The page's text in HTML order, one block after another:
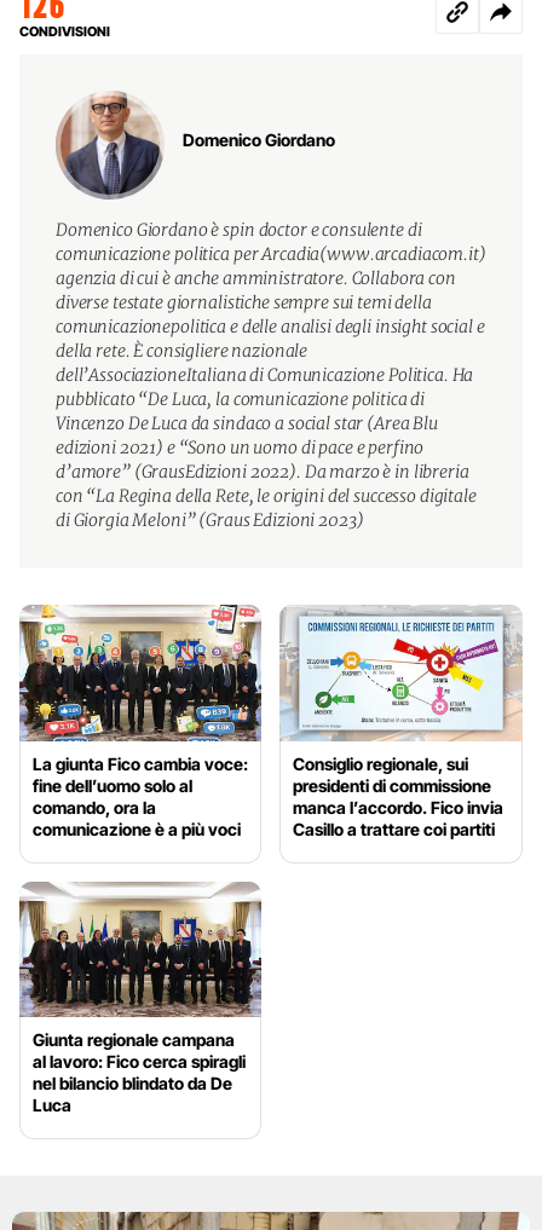
CONDIVISIONI
Domenico Giordano
Domenico Giordano è spin doctor e consulente di
comunicazione politica per Arcadia(www.arcadiacom.it)
agenzia di cui è anche amministratore. Collabora con
diverse testate giornalistiche sempre sui temi della
comunicazionepolitica e delle analisi degli insight social e
della rete. È consigliere nazionale
dell’AssociazioneItaliana di Comunicazione Politica. Ha
pubblicato “De Luca, la comunicazione politica di
Vincenzo De Luca da sindaco a social star (Area Blu
edizioni 2021) e “Sono un uomo di pace e perfino
d’amore” (GrausEdizioni 2022). Da marzo è in libreria
con “La Regina della Rete, le origini del successo digitale
di Giorgia Meloni” (Graus Edizioni 2023)
La giunta Fico cambia voce:
fine dell’uomo solo al
comando, ora la
comunicazione è a più voci
Consiglio regionale, sui
presidenti di commissione
manca l’accordo. Fico invia
Casillo a trattare coi partiti
Giunta regionale campana
al lavoro: Fico cerca spiragli
nel bilancio blindato da De
Luca